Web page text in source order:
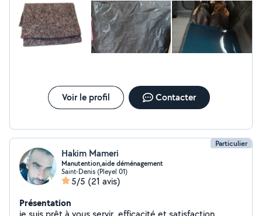
Voir le profil Contacter
Particulier
Hakim Mameri
Manutention,aide déménagement
Saint-Denis (Pleyel 01)
5/5 (21 avis)
Présentation